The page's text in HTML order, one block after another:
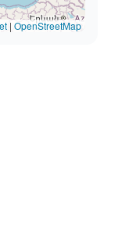
| OpenStreetMap